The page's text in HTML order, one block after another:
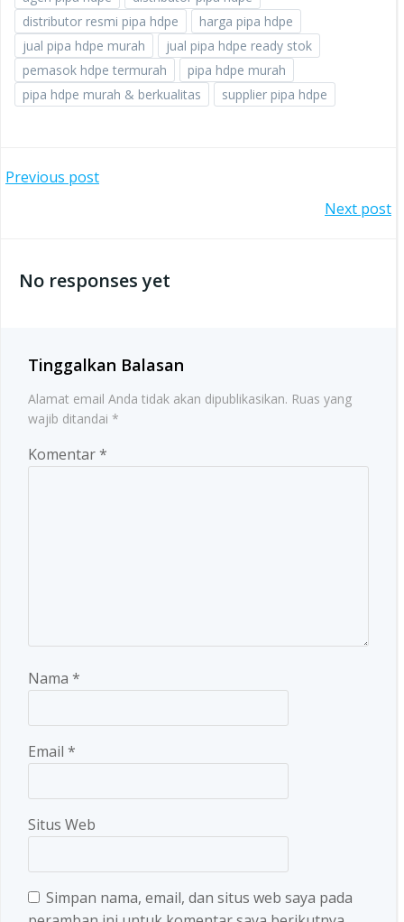
distributor resmi pipa hdpe
harga pipa hdpe
jual pipa hdpe murah
jual pipa hdpe ready stok
pemasok hdpe termurah
pipa hdpe murah
pipa hdpe murah & berkualitas
supplier pipa hdpe
Post
Previous post
navigation
Next post
No responses yet
Tinggalkan Balasan
Alamat email Anda tidak akan dipublikasikan. Ruas yang
wajib ditandai *
Komentar*
Nama *
Email *
Situs Web
Simpan nama, email, dan situs web saya pada